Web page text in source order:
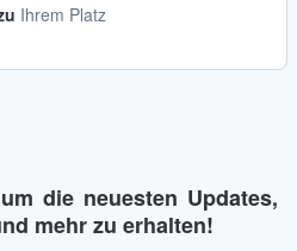
Ihrem Platz
die neuesten Updates,
mehr zu erhalten!